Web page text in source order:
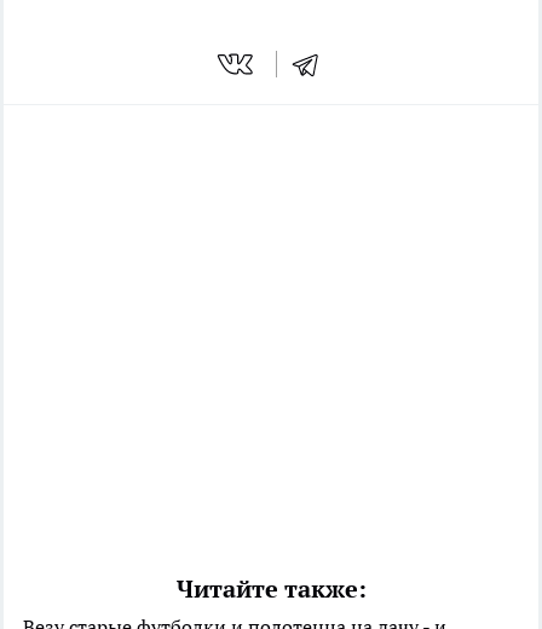
Читайте также: